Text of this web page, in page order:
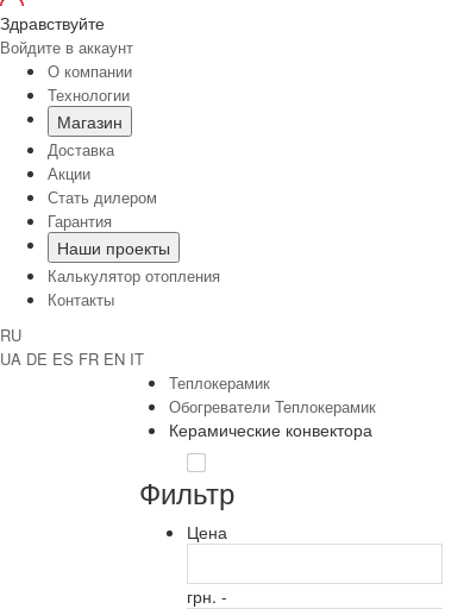
Здравствуйте
Войдите в аккаунт
О компании
Технологии
Магазин
Доставка
Акции
Стать дилером
Гарантия
Наши проекты
Калькулятор отопления
Контакты
RU
UA DE ES FR EN IT
Теплокерамик
Обогреватели Теплокерамик
Керамические конвектора
Фильтр
Цена
грн. -